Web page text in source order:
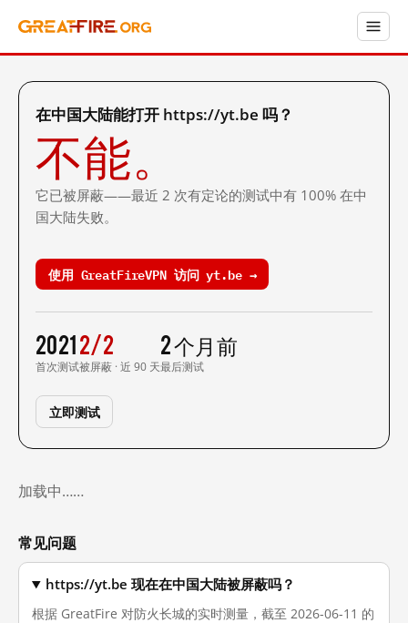
在中国大陆能打开 https://yt.be 吗？
不能。
它已被屏蔽——最近 2 次有定论的测试中有 100% 在中
国大陆失败。
使用 GreatFireVPN 访问 yt.be →
2021
首次测试
2/2
被屏蔽 · 近 90 天
2 个月前
最后测试
立即测试
加载中……
常见问题
https://yt.be 现在在中国大陆被屏蔽吗？
根据 GreatFire 对防火长城的实时测量，截至 2026-06-11 的